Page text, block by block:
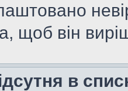
щоб він
в